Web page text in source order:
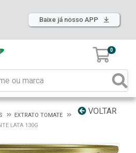
Baixe já nosso APP
0
VOLTAR
EXTRATO TOMATE
LATA 130G